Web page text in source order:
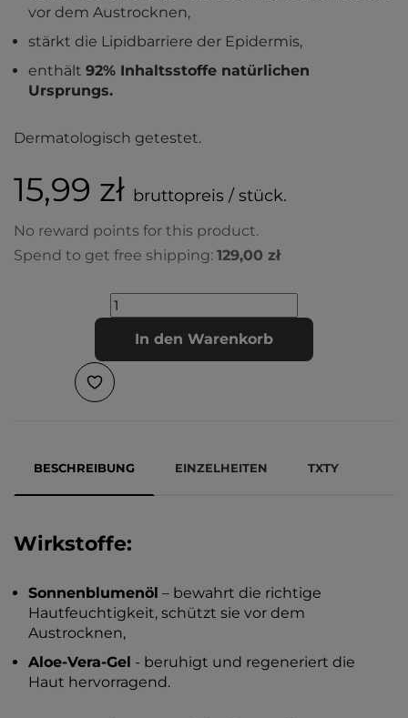
vor dem Austrocknen,
stärkt die Lipidbarriere der Epidermis,
enthält 92% Inhaltsstoffe natürlichen
Ursprungs.
Dermatologisch getestet.
15,99 zł bruttopreis / stück.
No reward points for this product.
Spend to get free shipping: 129,00 zł
In den Warenkorb
BESCHREIBUNG EINZELHEITEN TXTY
Wirkstoffe:
Sonnenblumenöl – bewahrt die richtige
Hautfeuchtigkeit, schützt sie vor dem
Austrocknen,
Aloe-Vera-Gel - beruhigt und regeneriert die
Haut hervorragend.